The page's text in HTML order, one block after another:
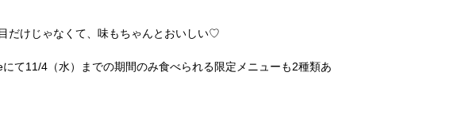
だけじゃなくて、味もちゃんとおいしい♡
て11/4（水）までの期間のみ食べられる限定メニューも2種類あ